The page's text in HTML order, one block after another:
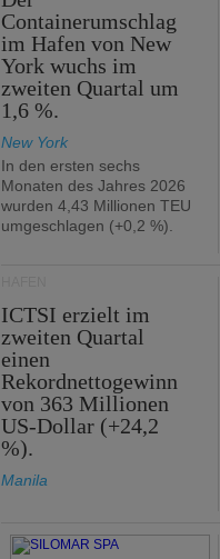
Containerumschlag
im Hafen von New
York wuchs im
zweiten Quartal um
1,6 %.
New York
In den ersten sechs
Monaten des Jahres 2026
wurden 4,43 Millionen TEU
umgeschlagen (+0,2 %).
ICTSI erzielt im
zweiten Quartal
einen
Rekordnettogewinn
von 363 Millionen
US-Dollar (+24,2
%).
Manila